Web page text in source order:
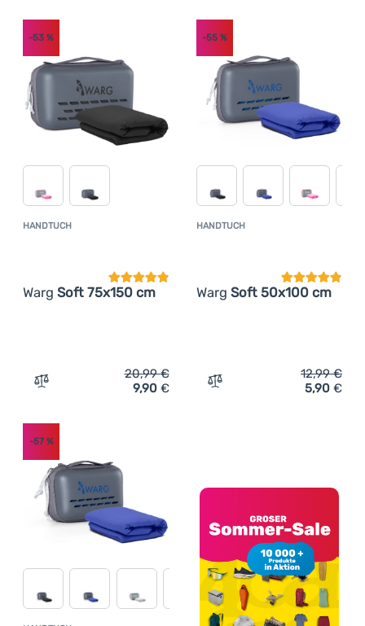
Anmelden /
Registrieren
HANDTUCH
Warg Soft 75x150 cm
Kundenbewertung
-53 %
Zum Vergleich 'Handtuch Warg Soft 75x150 cm'
20,99€
9,90 €
HANDTUCH
Warg Soft 50x100 cm
-55%
Zum Vergleich 'Handtuch
12,99€
5,90 €
-57%